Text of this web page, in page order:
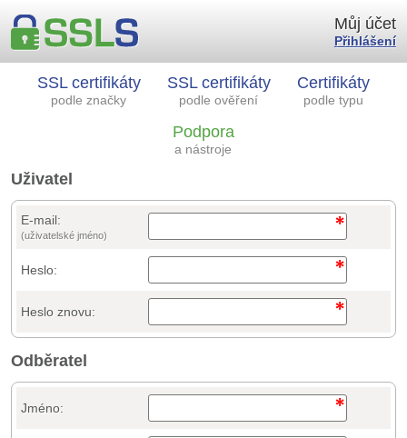
SSL certifikáty
podle značky
SSL certifikáty
podle ověření
Certifikáty
podle typu
Podpora
a nástroje
Můj účet
Přihlášení
Uživatel
E-mail:
(uživatelské jméno)
Heslo:
Heslo znovu:
Odběratel
Jméno: